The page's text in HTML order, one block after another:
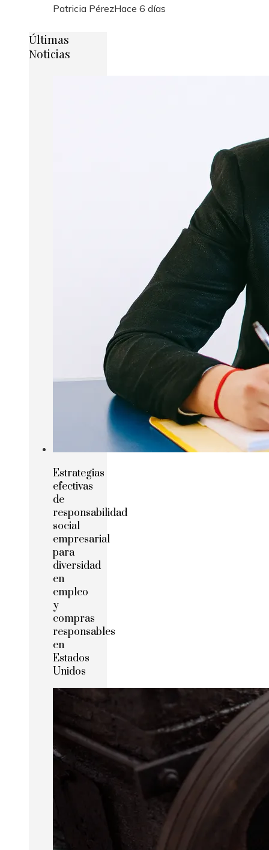
Patricia PérezHace 6 días
Últimas
Noticias
Estrategias
efectivas
de
responsabilidad
social
empresarial
para
diversidad
en
empleo
y
compras
responsables
en
Estados
Unidos